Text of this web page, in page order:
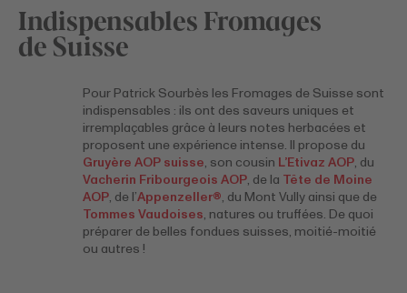
Indispensables Fromages
de Suisse
Pour Patrick Sourbès les Fromages de Suisse sont
indispensables : ils ont des saveurs uniques et
irremplaçables grâce à leurs notes herbacées et
proposent une expérience intense. Il propose du
Gruyère AOP suisse, son cousin L’Etivaz AOP, du
Vacherin Fribourgeois AOP, de la Tête de Moine
AOP, de l’Appenzeller®, du Mont Vully ainsi que de
Tommes Vaudoises, natures ou truffées. De quoi
préparer de belles fondues suisses, moitié-moitié
ou autres !